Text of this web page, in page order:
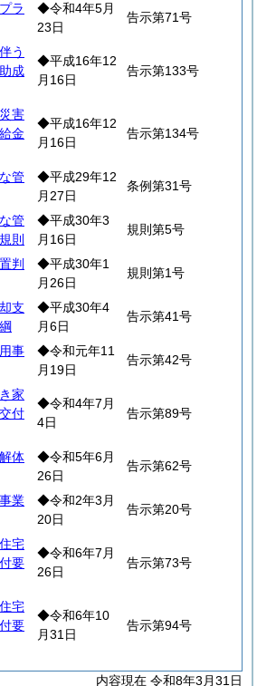
ラ
◆令和4年5月
23日
告示第71号
う
成
◆平成16年12
月16日
告示第133号
害
金
◆平成16年12
月16日
告示第134号
管
◆平成29年12
月27日
条例第31号
管
則
◆平成30年3
月16日
規則第5号
判
◆平成30年1
月26日
規則第1号
支
◆平成30年4
月6日
告示第41号
事
◆令和元年11
月19日
告示第42号
家
付
◆令和4年7月
4日
告示第89号
体
◆令和5年6月
26日
告示第62号
業
◆令和2年3月
20日
告示第20号
宅
要
◆令和6年7月
26日
告示第73号
宅
要
◆令和6年10
月31日
告示第94号
内容現在 令和8年3月31日